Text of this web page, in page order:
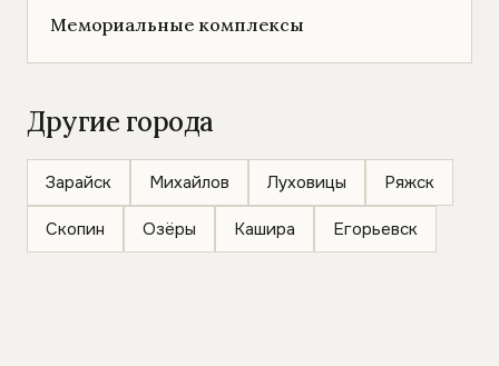
Мемориальные комплексы
Другие города
Зарайск Михайлов Луховицы Ряжск
Скопин Озёры Кашира Егорьевск